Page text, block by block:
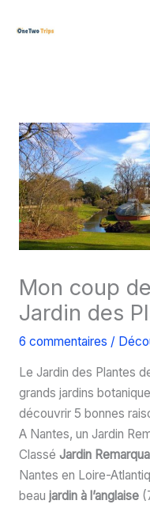
Mon coup
Jardin des
6 commentaires /
Le Jardin des Plantes
grands jardins
découvrir 5 bonnes
A Nantes, un Jardin
Classé Jardin
Nantes en Loire-
beau jardin à l’anglaise